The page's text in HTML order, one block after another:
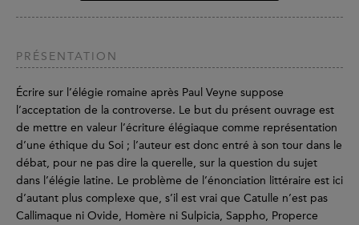
PRÉSENTATION
Écrire sur l’élégie romaine après Paul Veyne suppose
l’acceptation de la controverse. Le but du présent ouvrage est
de mettre en valeur l’écriture élégiaque comme représentation
d’une éthique du Soi ; l’auteur est donc entré à son tour dans le
débat, pour ne pas dire la querelle, sur la question du sujet
dans l’élégie latine. Le problème de l’énonciation littéraire est ici
d’autant plus complexe que, s’il est vrai que Catulle n’est pas
Callimaque ni Ovide, Homère ni Sulpicia, Sappho, Properce